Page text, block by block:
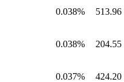
0.038% 513.96
0.038% 204.55
0.037% 424.20